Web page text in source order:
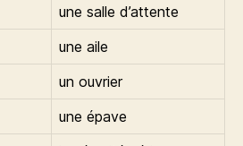
une salle d’attente
une aile
un ouvrier
une épave